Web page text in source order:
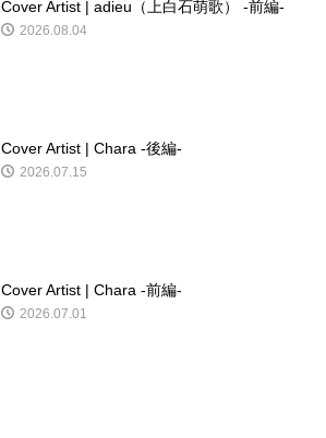
Cover Artist | adieu（上白石萌歌） -前編-
2026.08.04
Cover Artist | Chara -後編-
2026.07.15
Cover Artist | Chara -前編-
2026.07.01